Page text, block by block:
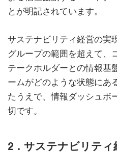
とが明記されています。
サステナビリティ経営の実
グループの範囲を超えて、
テークホルダーとの情報基
ームがどのような状態にあ
たうえで、情報ダッシュボ
切です。
2．サステナビリテ